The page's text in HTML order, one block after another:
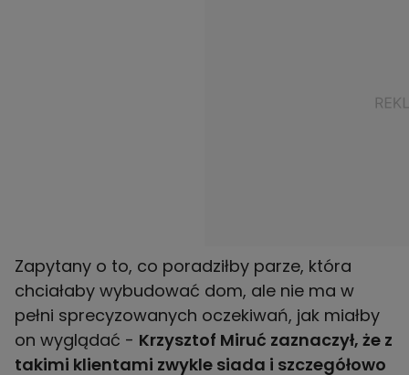
Zapytany o to, co poradziłby parze, która
chciałaby wybudować dom, ale nie ma w
pełni sprecyzowanych oczekiwań, jak miałby
on wyglądać - Krzysztof Miruć zaznaczył, że z
takimi klientami zwykle siada i szczegółowo